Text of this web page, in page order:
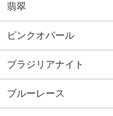
翡翠
ピンクオパール
ブラジリアナイト
ブルーレース